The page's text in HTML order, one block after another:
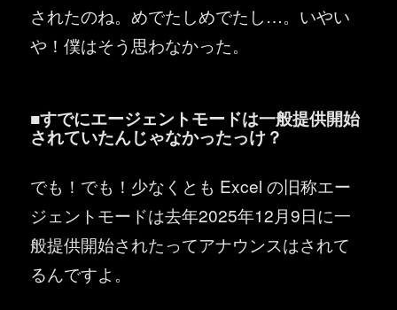
されたのね。めでたしめでたし…。いやい
や！僕はそう思わなかった。
■すでにエージェントモードは一般提供開始
されていたんじゃなかったっけ？
でも！でも！少なくとも Excel の旧称エー
ジェントモードは去年2025年12月9日に一
般提供開始されたってアナウンスはされて
るんですよ。